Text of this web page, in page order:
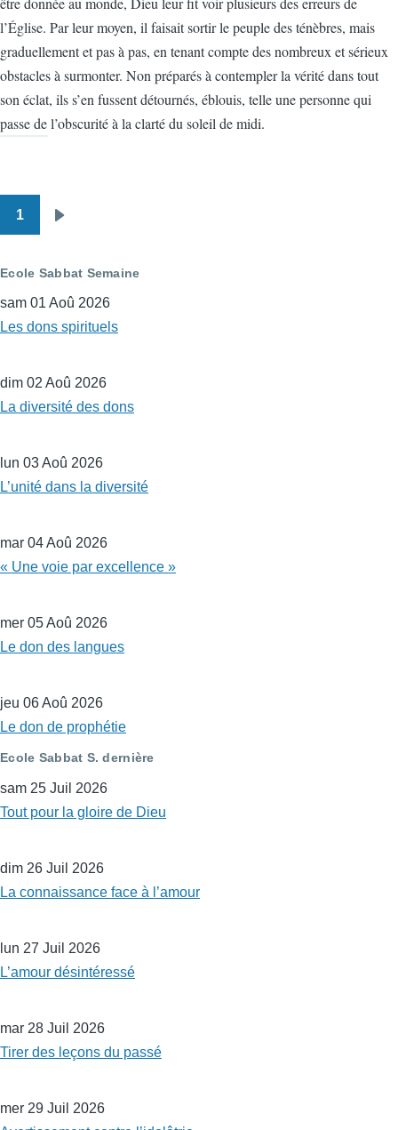
l’Église. Par leur moyen, il faisait sortir le peuple des ténèbres, mais
graduellement et pas à pas, en tenant compte des nombreux et sérieux
obstacles à surmonter. Non préparés à contempler la vérité dans tout
son éclat, ils s’en fussent détournés, éblouis, telle une personne qui
passe de l’obscurité à la clarté du soleil de midi.
Pagination
1
Ecole Sabbat Semaine
sam 01 Aoû 2026
Les dons spirituels
dim 02 Aoû 2026
La diversité des dons
lun 03 Aoû 2026
L’unité dans la diversité
mar 04 Aoû 2026
« Une voie par excellence »
mer 05 Aoû 2026
Le don des langues
jeu 06 Aoû 2026
Le don de prophétie
Ecole Sabbat S. dernière
sam 25 Juil 2026
Tout pour la gloire de Dieu
dim 26 Juil 2026
La connaissance face à l’amour
lun 27 Juil 2026
L’amour désintéressé
mar 28 Juil 2026
Tirer des leçons du passé
mer 29 Juil 2026